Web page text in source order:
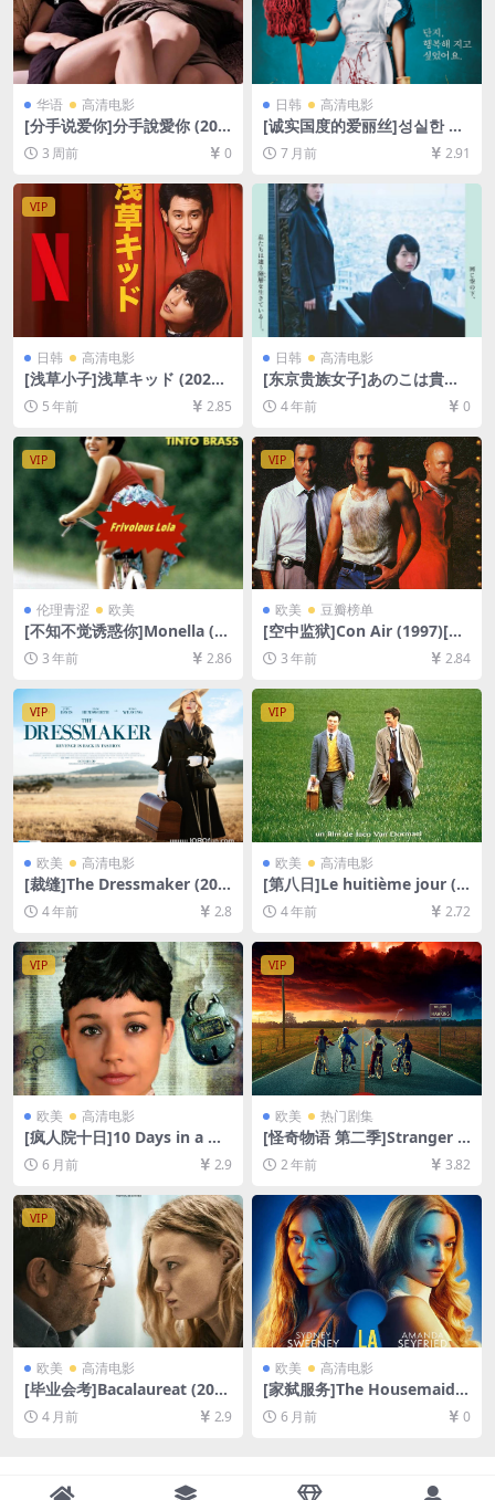
华语 高清电影
[分手说爱你]分手說愛你 (201
0)[百度网盘+夸克网盘1080P
超清未删减资源][网盘在线播
放/下载][MP4/7.7GB][中文字
幕]
3 周前 0
日韩 高清电影
[诚实国度的爱丽丝]성실한 나
라의 앨리스 (2015)[百度网盘
+夸克网盘1080P超清未删减
资源][网盘在线播放/下载][MP
4/4.5GB][中文字幕]
7 月前 2.91
VIP
日韩 高清电影
[浅草小子]浅草キッド (2021)
[百度网盘+迅雷云盘资源1080
P超清未删减][MP4/8.0GB][日
5 年前 2.85
日韩 高清电影
[东京贵族女子]あのこは貴族
(2021)[百度网盘+迅雷云盘资
源1080P超清未删减][MP4/7.
4 年前 0
VIP
伦理青涩 欧美
[不知不觉诱惑你]Monella (19
98)[百度网盘+夸克网盘资源1
080P超清未删减][MP4/6.24G
B][中文字幕]【手机/平板无法
在线播放，请使用电脑下载防
和谐压缩包（含解压密码）】
3 年前 2.86
VIP
欧美 豆瓣榜单
[空中监狱]Con Air (1997)[百
度网盘+夸克网盘1080P超清
未删减资源][网盘在线播放/下
载][MP4/7.5GB][中英字幕]
3 年前 2.84
VIP
欧美 高清电影
[裁缝]The Dressmaker (201
5)[百度网盘+迅雷云盘资源10
80P超清未删减][MP4/7.5GB]
[中英字幕]
4 年前 2.8
VIP
欧美 高清电影
[第八日]Le huitième jour (1
996)[百度网盘+迅雷云盘资源
1080P超清未删减][MP4/7.6G
B][中文字幕]
4 年前 2.72
VIP
欧美 高清电影
[疯人院十日]10 Days in a Ma
dhouse (2015)[百度网盘+夸
克网盘1080P超清未删减资源]
B][中文字幕]
6 月前 2.9
VIP
欧美 热门剧集
[怪奇物语 第二季]Stranger T
hings Season 2 (2017)[百度
网盘+夸克网盘1080P超清未
载][MP4/29GB][中英字幕]
2 年前 3.82
VIP
欧美 高清电影
[毕业会考]Bacalaureat (201
6)[百度网盘+夸克网盘1080P
超清未删减资源][网盘在线播
4 月前 2.9
欧美 高清电影
[家弑服务]The Housemaid
(2025)[百度网盘+夸克网盘4K
超清未删减资源][网盘在线播
6 月前 0